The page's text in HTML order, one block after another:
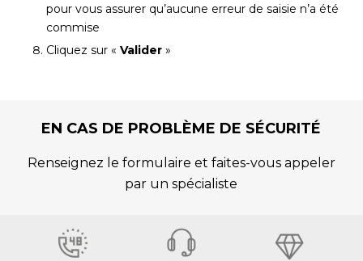
pour vous assurer qu’aucune erreur de saisie n’a été
commise
Cliquez sur « Valider »
EN CAS DE PROBLÈME DE SÉCURITÉ
Renseignez le formulaire et faites-vous appeler
par un spécialiste